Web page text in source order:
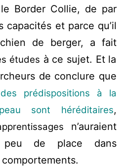
Border Collie, de par
capacités et parce qu’il
de berger, a fait
études à ce sujet. Et la
de conclure que
prédispositions à la
sont héréditaires,
n’auraient
de place dans
comportements.